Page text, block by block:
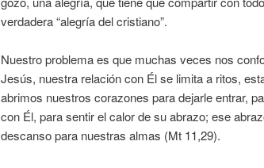
verdadera “alegría del cristiano”.
Nuestro problema es que muchas veces nos
Jesús, nuestra relación con Él se limita a ritos,
abrimos nuestros corazones para dejarle entrar,
con Él, para sentir el calor de su abrazo; ese
descanso para nuestras almas (Mt 11,29).